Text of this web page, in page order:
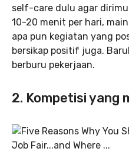
self-care dulu agar
10-20 menit per hari,
apa pun kegiatan yang
bersikap positif juga.
berburu pekerjaan.
2. Kompetisi yang